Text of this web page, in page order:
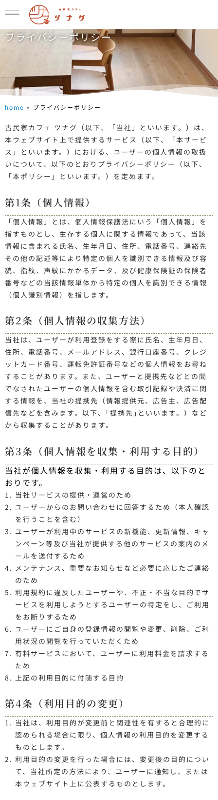
プライバシーポリシー
home » プライバシーポリシー
古民家カフェ ツナグ（以下、「当社」といいます。）は、
本ウェブサイト上で提供するサービス（以下、「本サービ
ス」といいます。）における、ユーザーの個人情報の取扱
いについて、以下のとおりプライバシーポリシー（以下、
「本ポリシー」といいます。）を定めます。
第1条（個人情報）
「個人情報」とは、個人情報保護法にいう「個人情報」を
指すものとし、生存する個人に関する情報であって、当該
情報に含まれる氏名、生年月日、住所、電話番号、連絡先
その他の記述等により特定の個人を識別できる情報及び容
貌、指紋、声紋にかかるデータ、及び健康保険証の保険者
番号などの当該情報単体から特定の個人を識別できる情報
（個人識別情報）を指します。
第2条（個人情報の収集方法）
当社は、ユーザーが利用登録をする際に氏名、生年月日、
住所、電話番号、メールアドレス、銀行口座番号、クレジ
ットカード番号、運転免許証番号などの個人情報をお尋ね
することがあります。また、ユーザーと提携先などとの間
でなされたユーザーの個人情報を含む取引記録や決済に関
する情報を、当社の提携先（情報提供元、広告主、広告配
信先などを含みます。以下、｢提携先｣といいます。）など
から収集することがあります。
第3条（個人情報を収集・利用する目的）
当社が個人情報を収集・利用する目的は、以下のと
おりです。
当社サービスの提供・運営のため
ユーザーからのお問い合わせに回答するため（本人確認
を行うことを含む）
ユーザーが利用中のサービスの新機能、更新情報、キャ
ンペーン等及び当社が提供する他のサービスの案内のメ
ールを送付するため
メンテナンス、重要なお知らせなど必要に応じたご連絡
のため
利用規約に違反したユーザーや、不正・不当な目的でサ
ービスを利用しようとするユーザーの特定をし、ご利用
をお断りするため
ユーザーにご自身の登録情報の閲覧や変更、削除、ご利
用状況の閲覧を行っていただくため
有料サービスにおいて、ユーザーに利用料金を請求する
ため
上記の利用目的に付随する目的
第4条（利用目的の変更）
当社は、利用目的が変更前と関連性を有すると合理的に
認められる場合に限り、個人情報の利用目的を変更する
ものとします。
利用目的の変更を行った場合には、変更後の目的につい
て、当社所定の方法により、ユーザーに通知し、または
本ウェブサイト上に公表するものとします。